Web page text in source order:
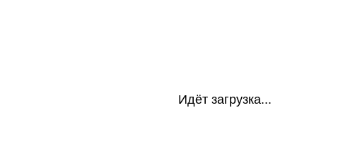
Идёт загрузка...